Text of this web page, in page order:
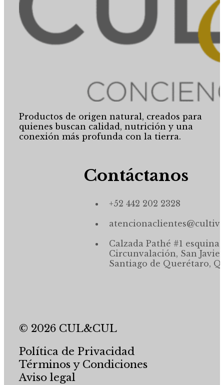
Productos de origen natural, creados para
quienes buscan calidad, nutrición y una
conexión más profunda con la tierra.
Contáctanos
+52 442 202 2328
Calzada Pathé #1 esquina,
Circunvalación, San
Santiago de Querétaro,
© 2026 CUL&CUL
Política de Privacidad
Términos y Condiciones
Aviso legal